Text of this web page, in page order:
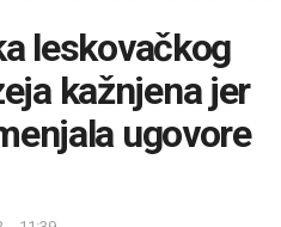
leskovačkog
kažnjena jer
ugovore